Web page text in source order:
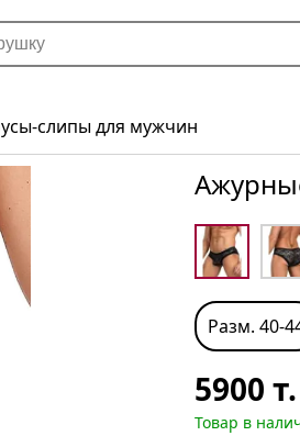
слипы для мужчин
Разм. 40-
5900 т.
Товар в